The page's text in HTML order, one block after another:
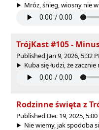
Mróz, śnieg, wiosny nie
TrójKast #105 -
Published Jan 9, 2026, 5:32
Kuba się łudzi, że
Rodzinne święta z
Published Dec 19, 2025,
Nie wiemy, jak spodoba